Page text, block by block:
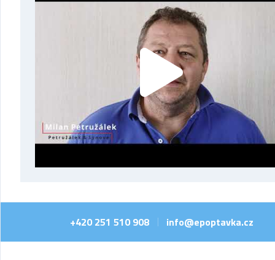
+420 251 510 908 info@epoptavka.cz